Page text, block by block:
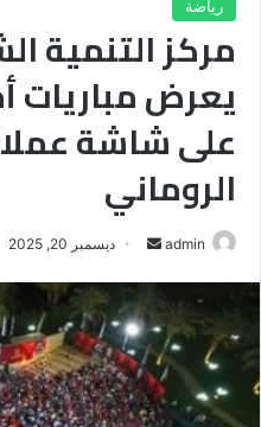
رياضة
مركز التنمية
على شاشة
الروماني
admin
أرسل
إلكترونيا
ديسمبر 20, 2025